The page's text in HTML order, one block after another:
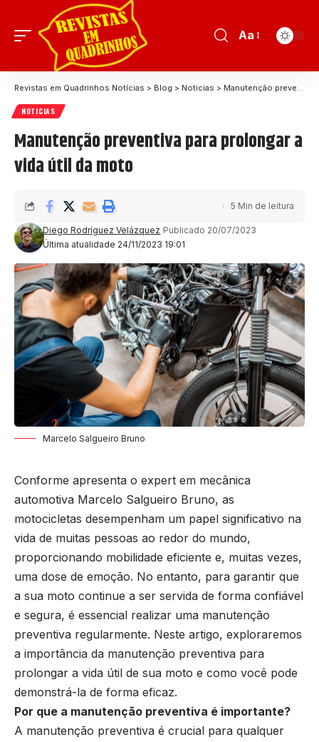
Aa
Revistas em Quadrinhos Notícias > Blog > Noticias > Manutenção preventiva para prolongar a vida útil da moto
NOTICIAS
Manutenção preventiva para prolongar a
vida útil da moto
Última atualidade 24/11/2023 19:01
Diego Rodríguez Velázquez Publicado 20/07/2023
5 Min de leitura
Marcelo Salgueiro Bruno
Conforme apresenta o expert em mecânica
automotiva Marcelo Salgueiro Bruno, as
motocicletas desempenham um papel significativo na
vida de muitas pessoas ao redor do mundo,
proporcionando mobilidade eficiente e, muitas vezes,
uma dose de emoção. No entanto, para garantir que
a sua moto continue a ser servida de forma confiável
e segura, é essencial realizar uma manutenção
preventiva regularmente. Neste artigo, exploraremos
a importância da manutenção preventiva para
prolongar a vida útil de sua moto e como você pode
demonstrá-la de forma eficaz.
Por que a manutenção preventiva é importante?
A manutenção preventiva é crucial para qualquer